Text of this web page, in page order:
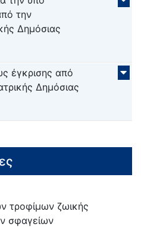
την
Δημόσιας
έγκρισης από
Δημόσιας
τροφίμων ζωικής
σφαγείων